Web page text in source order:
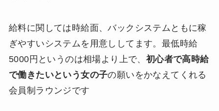
給料に関しては時給面、バックシステムともに稼
ぎやすいシステムを用意ししてます。最低時給
5000円というのは相場より上で、 初心者で高時給
で働きたいという女の子の願いをかなえてくれる
会員制ラウンジです